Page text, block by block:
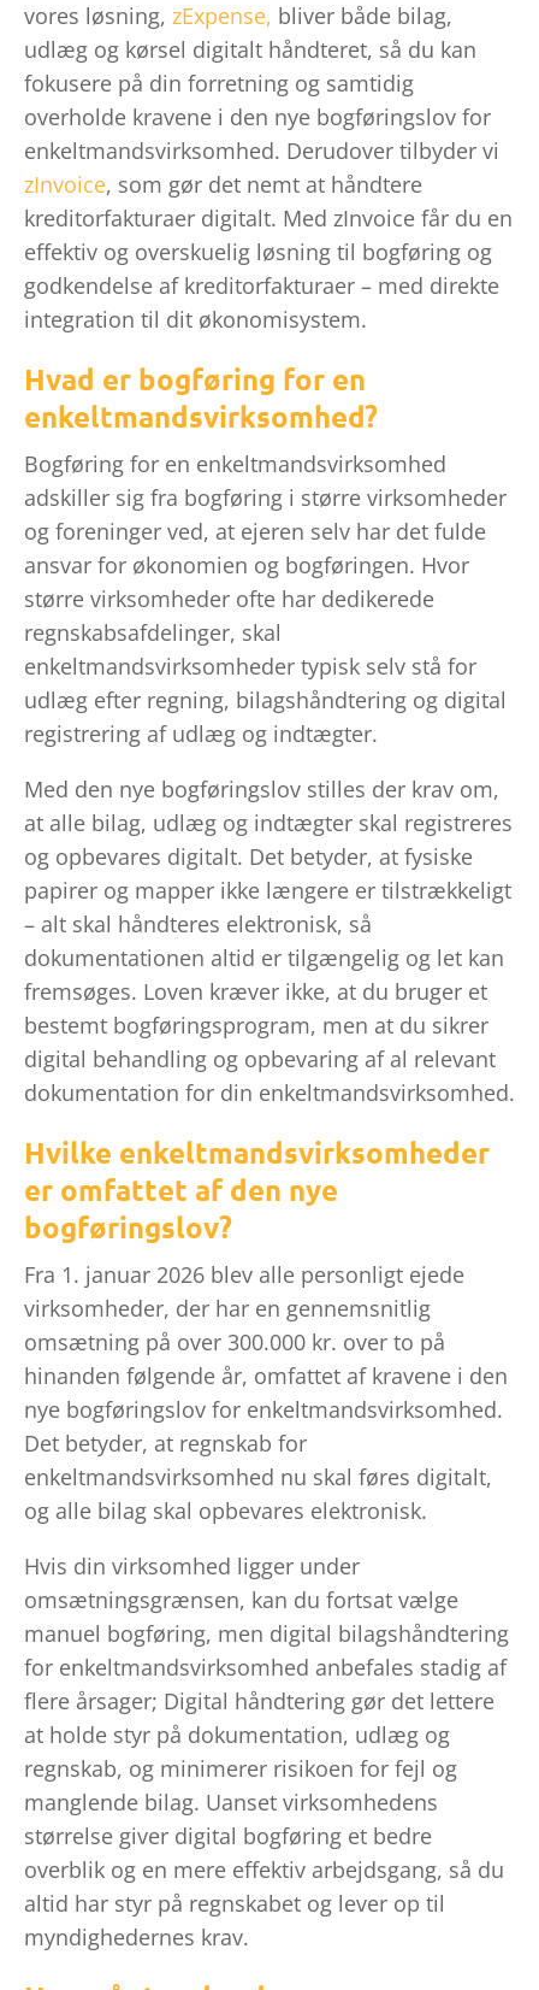
vores løsning, zExpense, bliver både bilag,
udlæg og kørsel digitalt håndteret, så du kan
fokusere på din forretning og samtidig
overholde kravene i den nye bogføringslov for
enkeltmandsvirksomhed. Derudover tilbyder vi
zInvoice, som gør det nemt at håndtere
kreditorfakturaer digitalt. Med zInvoice får du en
effektiv og overskuelig løsning til bogføring og
godkendelse af kreditorfakturaer – med direkte
integration til dit økonomisystem.
Hvad er bogføring for en
enkeltmandsvirksomhed?
Bogføring for en enkeltmandsvirksomhed
adskiller sig fra bogføring i større virksomheder
og foreninger ved, at ejeren selv har det fulde
ansvar for økonomien og bogføringen. Hvor
større virksomheder ofte har dedikerede
regnskabsafdelinger, skal
enkeltmandsvirksomheder typisk selv stå for
udlæg efter regning, bilagshåndtering og digital
registrering af udlæg og indtægter.
Med den nye bogføringslov stilles der krav om,
at alle bilag, udlæg og indtægter skal registreres
og opbevares digitalt. Det betyder, at fysiske
papirer og mapper ikke længere er tilstrækkeligt
– alt skal håndteres elektronisk, så
dokumentationen altid er tilgængelig og let kan
fremsøges. Loven kræver ikke, at du bruger et
bestemt bogføringsprogram, men at du sikrer
digital behandling og opbevaring af al relevant
dokumentation for din enkeltmandsvirksomhed.
Hvilke enkeltmandsvirksomheder
er omfattet af den nye
bogføringslov?
Fra 1. januar 2026 blev alle personligt ejede
virksomheder, der har en gennemsnitlig
omsætning på over 300.000 kr. over to på
hinanden følgende år, omfattet af kravene i den
nye bogføringslov for enkeltmandsvirksomhed.
Det betyder, at regnskab for
enkeltmandsvirksomhed nu skal føres digitalt,
og alle bilag skal opbevares elektronisk.
Hvis din virksomhed ligger under
omsætningsgrænsen, kan du fortsat vælge
manuel bogføring, men digital bilagshåndtering
for enkeltmandsvirksomhed anbefales stadig af
flere årsager; Digital håndtering gør det lettere
at holde styr på dokumentation, udlæg og
regnskab, og minimerer risikoen for fejl og
manglende bilag. Uanset virksomhedens
størrelse giver digital bogføring et bedre
overblik og en mere effektiv arbejdsgang, så du
altid har styr på regnskabet og lever op til
myndighedernes krav.